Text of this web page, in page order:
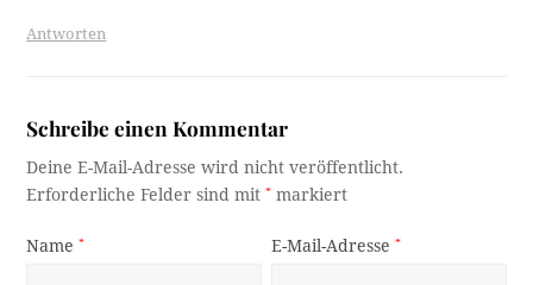
Antworten
Schreibe einen Kommentar
Deine E-Mail-Adresse wird nicht veröffentlicht.
Erforderliche Felder sind mit* markiert
Name* E-Mail-Adresse*